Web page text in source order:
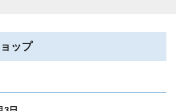
ップ